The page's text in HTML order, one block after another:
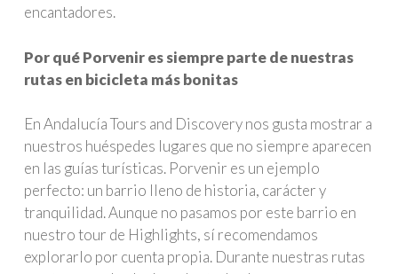
encantadores.
Por qué Porvenir es siempre parte de nuestras
rutas en bicicleta más bonitas
En Andalucía Tours and Discovery nos gusta mostrar a
nuestros huéspedes lugares que no siempre aparecen
en las guías turísticas. Porvenir es un ejemplo
perfecto: un barrio lleno de historia, carácter y
tranquilidad. Aunque no pasamos por este barrio en
nuestro tour de Highlights, sí recomendamos
explorarlo por cuenta propia. Durante nuestras rutas